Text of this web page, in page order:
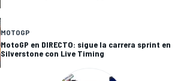
MOTOGP
MotoGP en DIRECTO: sigue la carrera sprint en
Silverstone con Live Timing